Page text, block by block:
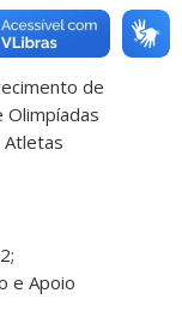
de
Olimpíadas
Atletas
e Apoio